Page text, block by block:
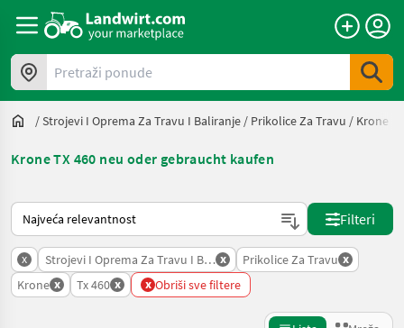
Pretraži ponude
/Strojevi I Oprema Za Travu I Baliranje / Prikolice Za Travu / Krone
Krone TX 460 neu oder gebraucht kaufen
Način na koji sortira Landwirt.com
Filteri
x Strojevi I Oprema Za Travu I Baliranje
x Prikolice Za Travu x
Krone x Tx 460 x x Obriši sve filtere